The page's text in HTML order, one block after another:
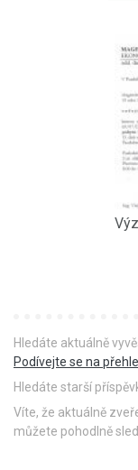
Hledáte aktuálně
Podívejte se na
Hledáte starší
Víte, že aktuálně
můžete pohodlně